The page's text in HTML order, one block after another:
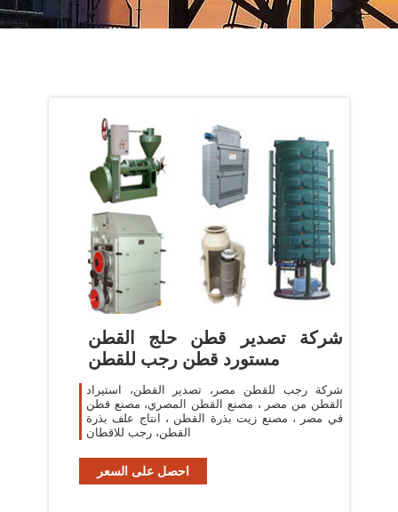
شركة تصدير قطن حلج القطن
مستورد قطن رجب للقطن
شركة رجب للقطن مصر، تصدير القطن، استيراد
القطن من مصر ، مصنع القطن المصري، مصنع قطن
في مصر ، مصنع زيت بذرة القطن ، انتاج علف بذرة
القطن، رجب للاقطان
احصل على السعر